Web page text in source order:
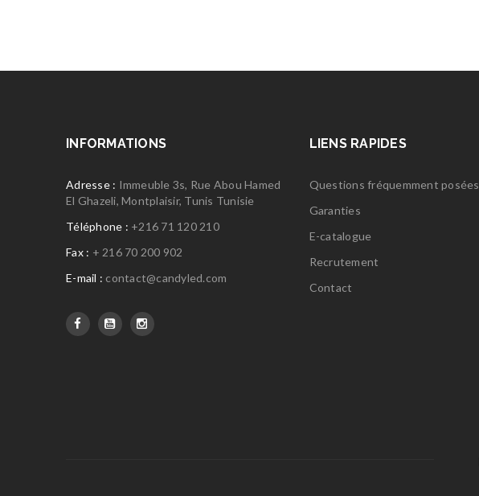
INFORMATIONS
Adresse : Immeuble 3s, Rue Abou Hamed
El Ghazeli, Montplaisir, Tunis Tunisie
Téléphone : +216 71 120 210
Fax : + 216 70 200 902
E-mail : contact@candyled.com
LIENS RAPIDES
Questions fréquemment posées
Garanties
E-catalogue
Recrutement
Contact